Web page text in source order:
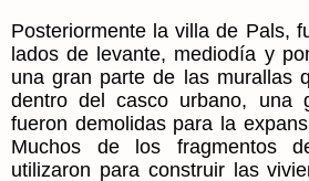
Posteriormente la villa de Pals,
lados de levante, mediodía y
una gran parte de las murallas
dentro del casco urbano, una
fueron demolidas para la
Muchos de los fragmentos
utilizaron para construir las